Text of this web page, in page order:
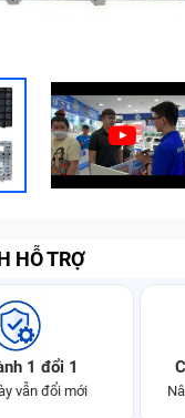
HỖ TRỢ
1 đổi 1
vẫn đổi mới